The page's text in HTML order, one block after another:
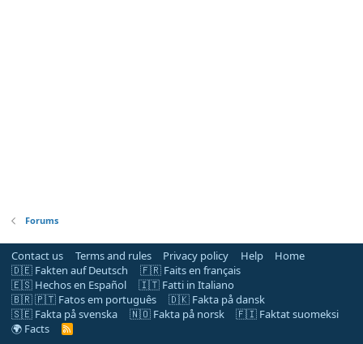
Forums
Contact us Terms and rules Privacy policy Help
Home
🇩🇪 Fakten auf Deutsch
🇫🇷 Faits en français
🇪🇸 Hechos en Español
🇮🇹 Fatti in Italiano
🇧🇷 🇵🇹 Fatos em português
🇩🇰 Fakta på dansk
🇸🇪 Fakta på svenska
🇳🇴 Fakta på norsk
🇫🇮 Faktat suomeksi
🌍 Facts
R